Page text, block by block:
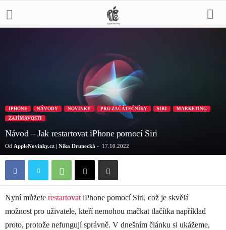
IPHONE NÁVODY NOVINKY PRO ZAČÁTEČNÍKY SIRI
MARKETING
ZAJÍMAVOSTI
Návod – Jak restartovat iPhone pomocí Siri
Od AppleNovinky.cz | Nika Drunecká - 17.10.2022
Nyní můžete restartovatiPhone pomocí Siri, což je skvělá
možnost pro uživatele, kteří nemohou mačkat tlačítka například
proto, protože nefungují správně. V dnešním článku si ukážeme,